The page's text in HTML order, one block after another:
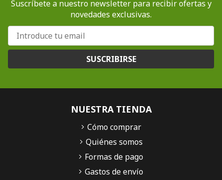
Suscríbete a nuestro newsletter para recibir ofertas y
novedades exclusivas.
SUSCRIBIRSE
NUESTRA TIENDA
Cómo comprar
Quiénes somos
Formas de pago
Gastos de envío